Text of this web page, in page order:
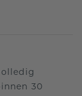
30